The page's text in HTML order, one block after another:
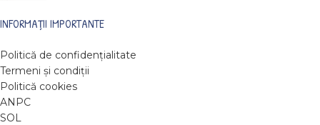
INFORMAȚII IMPORTANTE
Politică de confidențialitate
Termeni și condiții
Politică cookies
ANPC
SOL